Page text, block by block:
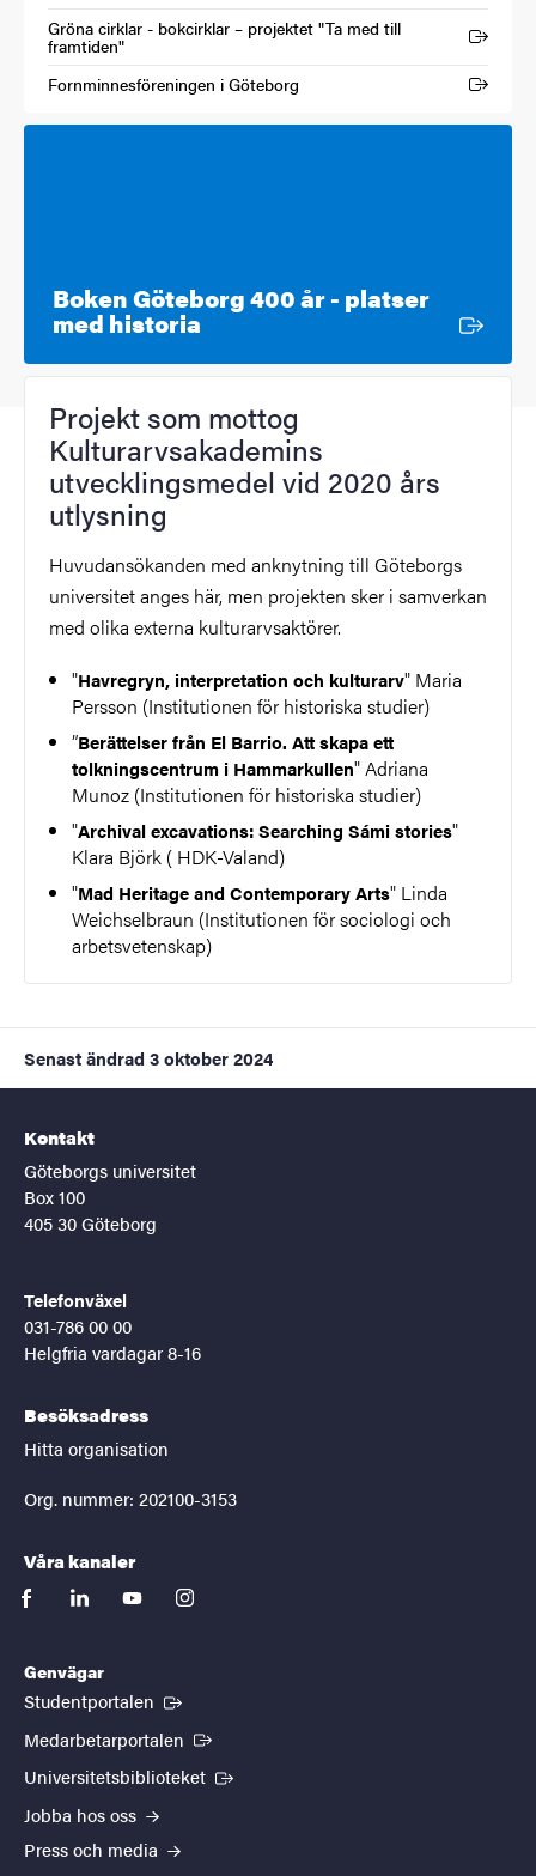
Gröna cirklar - bokcirklar – projektet "Ta med till
framtiden"
(Extern länk)
Fornminnesföreningen i Göteborg
(Extern länk)
Boken Göteborg 400 år - platser
med historia Extern länk
Projekt som mottog
Kulturarvsakademins
utvecklingsmedel vid 2020 års
utlysning
Huvudansökanden med anknytning till Göteborgs
universitet anges här, men projekten sker i samverkan
med olika externa kulturarvsaktörer.
"Havregryn, interpretation och kulturarv" Maria
Persson (Institutionen för historiska studier)
”Berättelser från El Barrio. Att skapa ett
tolkningscentrum i Hammarkullen" Adriana
Munoz (Institutionen för historiska studier)
"Archival excavations: Searching Sámi stories"
Klara Björk ( HDK-Valand)
"Mad Heritage and Contemporary Arts" Linda
Weichselbraun (Institutionen för sociologi och
arbetsvetenskap)
Senast ändrad 3 oktober 2024
Kontakt
Göteborgs universitet
Box 100
405 30 Göteborg
Telefonväxel
031-786 00 00
Helgfria vardagar 8-16
Besöksadress
Hitta organisation
Org. nummer: 202100-3153
Våra kanaler
facebooklinkedinyoutubeinstagram
Genvägar
Studentportalen (Extern länk)
Medarbetarportalen (Extern länk)
Universitetsbiblioteket (Extern länk)
Jobba hos oss
Press och media